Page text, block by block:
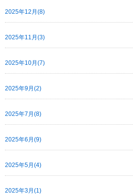
2025年12月(8)
2025年11月(3)
2025年10月(7)
2025年9月(2)
2025年7月(8)
2025年6月(9)
2025年5月(4)
2025年3月(1)